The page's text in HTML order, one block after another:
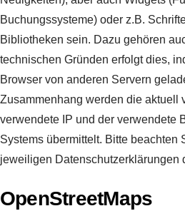
Buchungssysteme) oder z.B.
Bibliotheken sein. Dazu gehören
technischen Gründen erfolgt dies,
Browser von anderen Servern
Zusammenhang werden die aktuell
verwendete IP und der verwendete
Systems übermittelt. Bitte beachten
jeweiligen Datenschutzerklärungen
OpenStreetMaps